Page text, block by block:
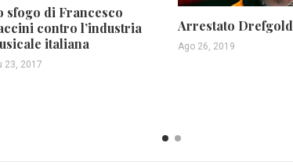
sfogo di Francesco
contro l’industria
italiana
23, 2017
Arrestato Drefgold
Ago 26, 2019